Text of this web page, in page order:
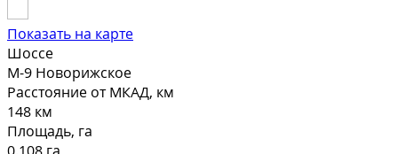
Показать на карте
Шоссе
М-9 Новорижское
Расстояние от МКАД, км
148 км
Площадь, га